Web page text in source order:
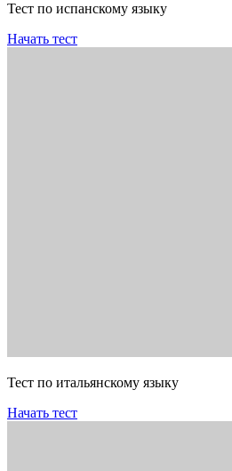
Тест по испанскому языку
Начать тест
Тест по итальянскому языку
Начать тест